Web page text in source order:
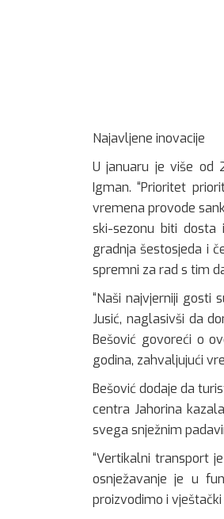
Najavljene inovacije
U januaru je više od
Igman. “Prioritet
vremena provode
ski-sezonu biti dosta
gradnja šestosjeda i
spremni za rad s tim
“Naši najvjerniji gosti
Jusić, naglasivši da
Bešović govoreći o
godina, zahvaljujući
Bešović dodaje da
centra Jahorina
svega snježnim
“Vertikalni transport
osnježavanje je u
proizvodimo i